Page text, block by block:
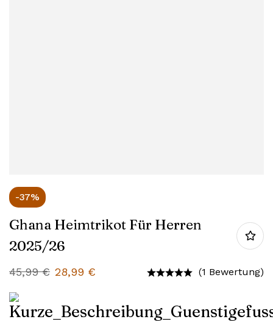
-37%
Ghana Heimtrikot Für Herren
2025/26
45,99€ 28,99 € (1 Bewertung)